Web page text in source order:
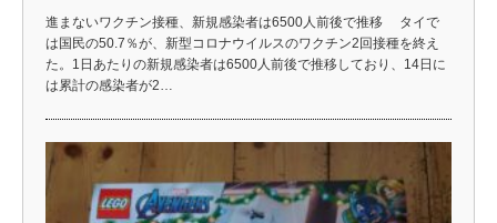
進まないワクチン接種、新規感染者は6500人前後で推移 タイで
は国民の50.7％が、新型コロナウイルスのワクチン2回接種を終え
た。1日あたりの新規感染者は6500人前後で推移しており、14日に
は累計の感染者が2…